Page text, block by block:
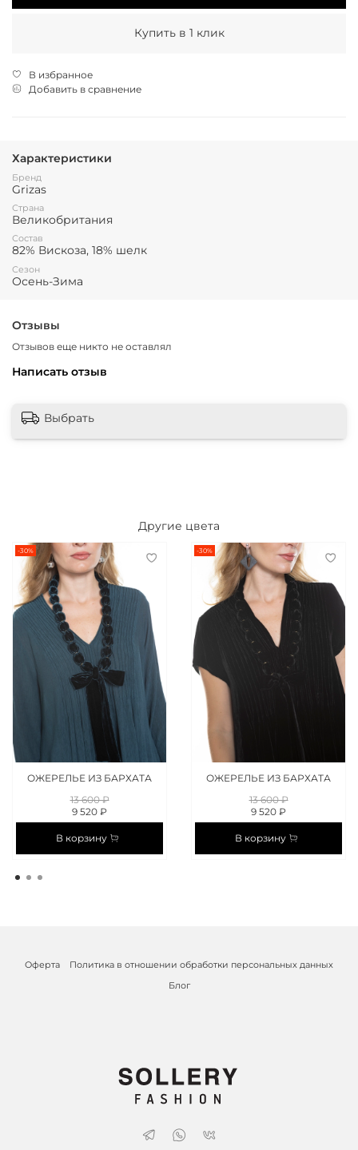
Купить в 1 клик
В избранное
Добавить в сравнение
Характеристики
Бренд
Grizas
Страна
Великобритания
Состав
82% Вискоза, 18% шелк
Сезон
Осень-Зима
Отзывы
Отзывов еще никто не оставлял
Написать отзыв
Выбрать
Другие цвета
-30%
ОЖЕРЕЛЬЕ ИЗ БАРХАТА
13 600 ₽
9 520 ₽
В корзину
-30%
ОЖЕРЕЛЬЕ ИЗ БАРХАТА
13 600 ₽
9 520 ₽
В корзину
Оферта
Политика в отношении обработки персональных данных
Блог